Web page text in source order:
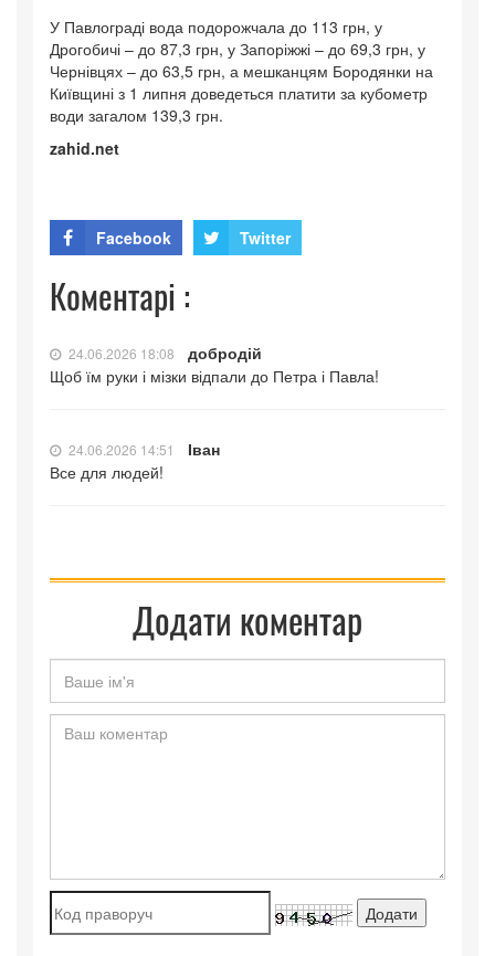
У Павлограді вода подорожчала до 113 грн, у
Дрогобичі – до 87,3 грн, у Запоріжжі – до 69,3 грн, у
Чернівцях – до 63,5 грн, а мешканцям Бородянки на
Київщині з 1 липня доведеться платити за кубометр
води загалом 139,3 грн.
zahid.net
Facebook Twitter
Коментарі :
24.06.2026 18:08
добродій
Щоб їм руки і мізки відпали до Петра і Павла!
24.06.2026 14:51
Іван
Все для людей!
Додати коментар